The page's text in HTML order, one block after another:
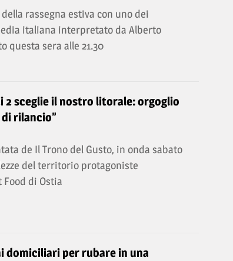
rassegna estiva con uno dei
italiana interpretato da Alberto
questa sera alle 21.30
2 sceglie il nostro litorale: orgoglio
rilancio”
de Il Trono del Gusto, in onda sabato
del territorio protagoniste
di Ostia
domiciliari per rubare in una